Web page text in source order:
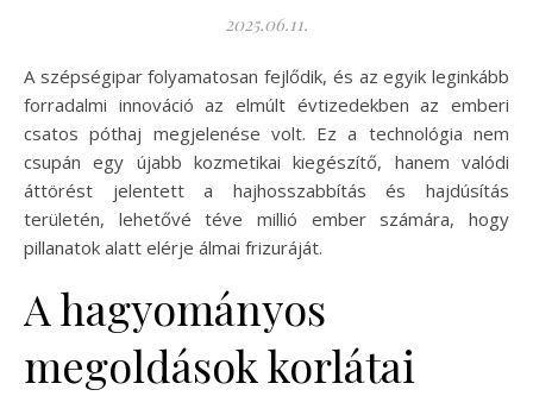
2025.06.11.
A szépségipar folyamatosan fejlődik, és az egyik leginkább
forradalmi innováció az elmúlt évtizedekben az emberi
csatos póthaj megjelenése volt. Ez a technológia nem
csupán egy újabb kozmetikai kiegészítő, hanem valódi
áttörést jelentett a hajhosszabbítás és hajdúsítás
területén, lehetővé téve millió ember számára, hogy
pillanatok alatt elérje álmai frizuráját.
A hagyományos
megoldások korlátai